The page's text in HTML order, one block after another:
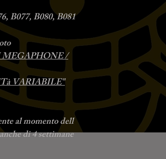
B077, B080, B081
/
VARIABILE"
al momento dell
di 4 settimane